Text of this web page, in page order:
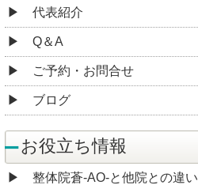
代表紹介
Q＆A
ご予約・お問合せ
ブログ
お役立ち情報
整体院蒼-AO-と他院との違い